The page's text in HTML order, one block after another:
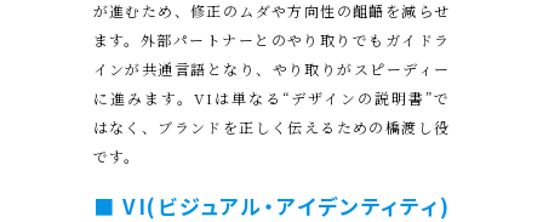
が進むため、修正のムダや方向性の齟齬を減らせ
ます。外部パートナーとのやり取りでもガイドラ
インが共通言語となり、やり取りがスピーディー
に進みます。VIは単なる“デザインの説明書”で
はなく、ブランドを正しく伝えるための橋渡し役
です。
■ VI(ビジュアル・アイデンティティ)